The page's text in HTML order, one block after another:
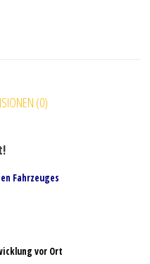
(0)
Fahrzeuges
vor Ort